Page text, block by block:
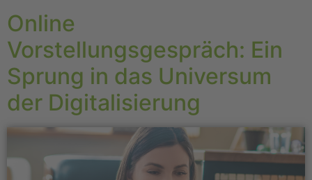
Online
Vorstellungsgespräch: Ein
Sprung in das Universum
der Digitalisierung